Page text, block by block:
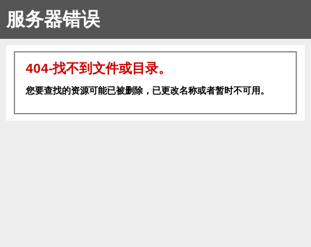
服务器错误
404-找不到文件或目录。
您要查找的资源可能已被删除，已更改名称或者暂时不可用。